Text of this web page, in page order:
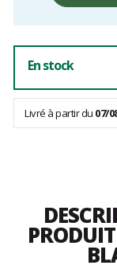
En stock
Livré à partir du 07/